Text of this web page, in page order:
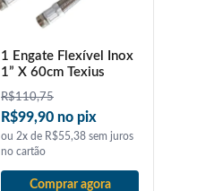
1 Engate Flexível Inox
1” X 60cm Texius
R$110,75
R$99,90 no pix
ou 2x de R$55,38 sem juros
no cartão
Comprar agora